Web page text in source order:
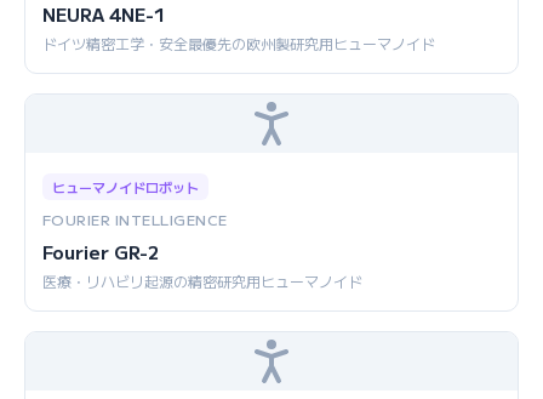
NEURA 4NE-1
ドイツ精密工学・安全最優先の欧州製研究用ヒューマノイド
ヒューマノイドロボット
FOURIER INTELLIGENCE
Fourier GR-2
医療・リハビリ起源の精密研究用ヒューマノイド